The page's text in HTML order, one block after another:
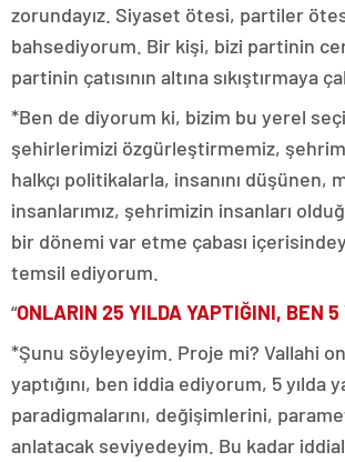
zorundayız. Siyaset ötesi, partiler
bahsediyorum. Bir kişi, bizi partinin
partinin çatısının altına sıkıştırmaya
*Ben de diyorum ki, bizim bu yerel
şehirlerimizi özgürleştirmemiz,
halkçı politikalarla, insanını düşünen,
insanlarımız, şehrimizin insanları
bir dönemi var etme çabası
temsil ediyorum.
“ONLARIN 25 YILDA YAPTIĞINI, BEN 5
*Şunu söyleyeyim. Proje mi? Vallahi
yaptığını, ben iddia ediyorum, 5 yılda
paradigmalarını, değişimlerini,
anlatacak seviyedeyim. Bu kadar